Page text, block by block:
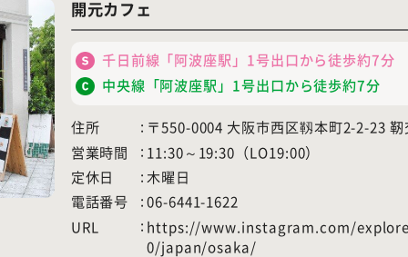
遊具
開元カフェ
千日前線「阿波座駅」1号出口から徒歩約7分
中央線「阿波座駅」1号出口から徒歩約7分
住所
〒550-0004 大阪市西区靱本町2-2-23 靭
営業時間
11:30～19:30（LO19:00）
定休日
木曜日
電話番号
06-6441-1622
URL
https://www.instagram.com/
0/japan/osaka/